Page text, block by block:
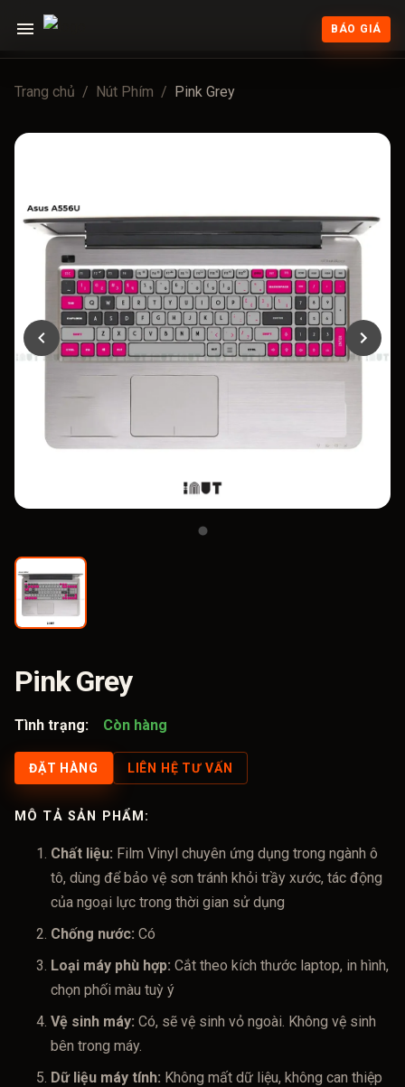
BÁO GIÁ
Trang chủ / Nút Phím / Pink Grey
Pink Grey
Tình trạng: Còn hàng
ĐẶT HÀNG LIÊN HỆ TƯ VẤN
MÔ TẢ SẢN PHẨM:
Chất liệu: Film Vinyl chuyên ứng dụng trong ngành ô
tô, dùng để bảo vệ sơn tránh khỏi trầy xước, tác động
của ngoại lực trong thời gian sử dụng
Chống nước: Có
Loại máy phù hợp: Cắt theo kích thước laptop, in hình,
chọn phối màu tuỳ ý
Vệ sinh máy: Có, sẽ vệ sinh vỏ ngoài. Không vệ sinh
bên trong máy.
Dữ liệu máy tính: Không mất dữ liệu, không can thiệp